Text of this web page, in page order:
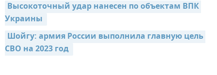
Высокоточный удар нанесен по объектам ВПК
Украины
Шойгу: армия России выполнила главную цель
СВО на 2023 год